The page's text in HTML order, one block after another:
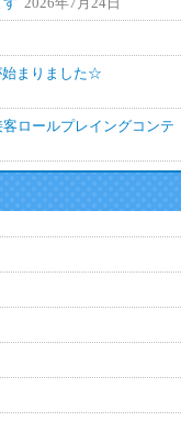
始まりました☆
ロールプレイングコンテ